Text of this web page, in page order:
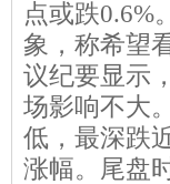
点或跌0.6%
象，称希望
议纪要显示
场影响不大
低，最深跌
涨幅。尾盘